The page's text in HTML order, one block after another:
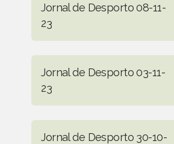
Jornal de Desporto 08-11-
23
Jornal de Desporto 03-11-
23
Jornal de Desporto 30-10-